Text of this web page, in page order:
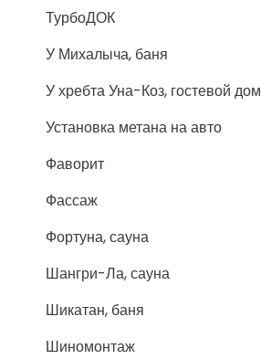
ТурбоДОК
У Михалыча, баня
У хребта Уна-Коз, гостевой дом
Установка метана на авто
Фаворит
Фассаж
Фортуна, сауна
Шангри-Ла, сауна
Шикатан, баня
Шиномонтаж